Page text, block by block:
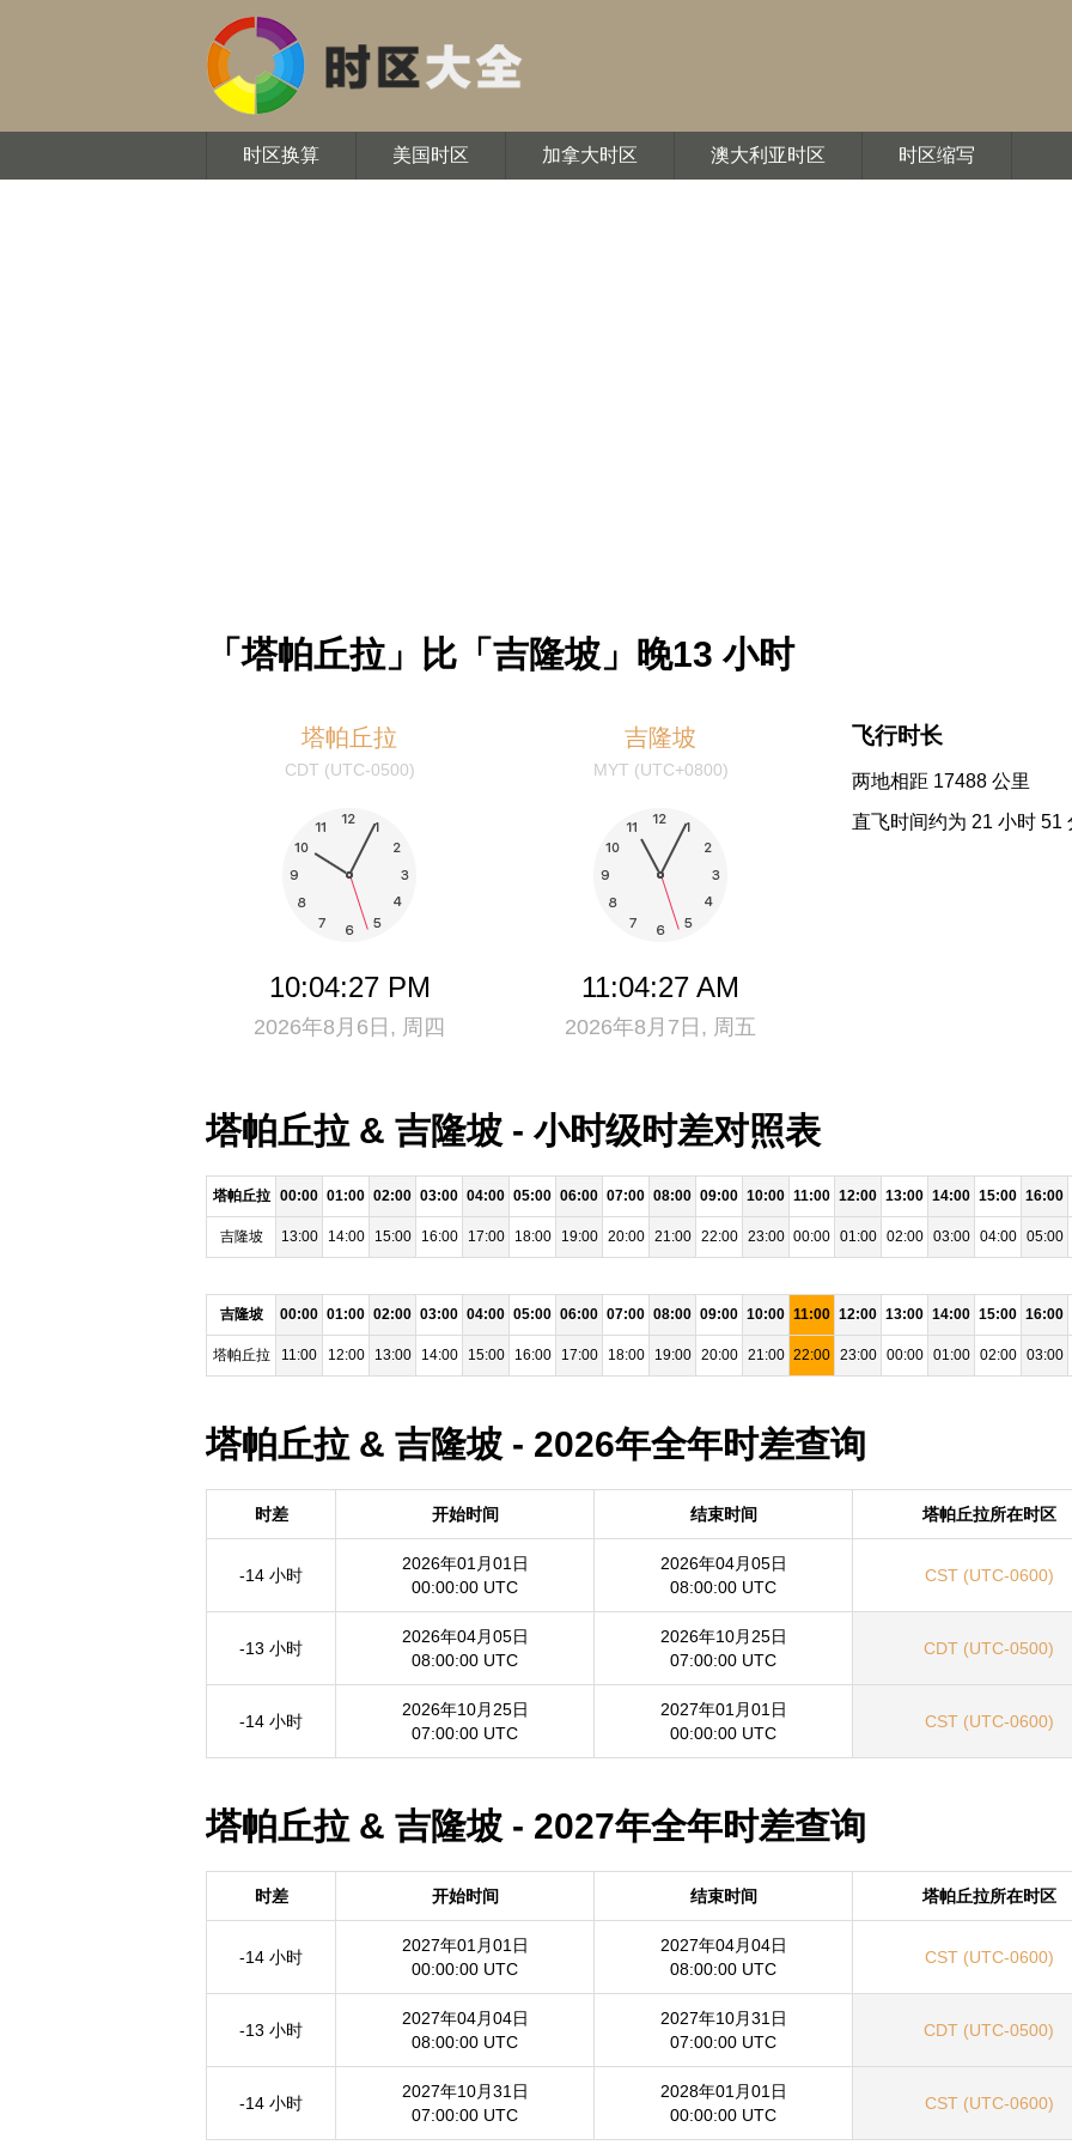
时区换算 美国时区 加拿大时区 澳大利亚时区 时区缩写
「塔帕丘拉」比「吉隆坡」晚13 小时
塔帕丘拉
CDT (UTC-0500)
10:04:27 PM
2026年8月6日, 周四
吉隆坡
MYT (UTC+0800)
11:04:27 AM
2026年8月7日, 周五
飞行时长
两地相距 17488 公里
直飞时间约为 21 小时 51
塔帕丘拉 & 吉隆坡 - 小时级时差对照表
塔帕丘拉 00:00 01:00 02:00 03:00 04:00 05:00 06:00 07:00 08:00 09:00 10:00 11:00 12:00 13:00 14:00 15:00 16:00
吉隆坡 13:00 14:00 15:00 16:00 17:00 18:00 19:00 20:00 21:00 22:00 23:00 00:00 01:00 02:00 03:00 04:00 05:00
吉隆坡 00:00 01:00 02:00 03:00 04:00 05:00 06:00 07:00 08:00 09:00 10:00 11:00 12:00 13:00 14:00 15:00 16:00
塔帕丘拉 11:00 12:00 13:00 14:00 15:00 16:00 17:00 18:00 19:00 20:00 21:00 22:00 23:00 00:00 01:00 02:00 03:00
塔帕丘拉 & 吉隆坡 - 2026年全年时差查询
时差 开始时间 结束时间 塔帕丘拉所在时区
-14 小时
2026年01月01日
00:00:00 UTC
2026年04月05日
08:00:00 UTC
CST (UTC-0600)
-13 小时
2026年04月05日
08:00:00 UTC
2026年10月25日
07:00:00 UTC
CDT (UTC-0500)
-14 小时
2026年10月25日
07:00:00 UTC
2027年01月01日
00:00:00 UTC
CST (UTC-0600)
塔帕丘拉 & 吉隆坡 - 2027年全年时差查询
时差 开始时间 结束时间 塔帕丘拉所在时区
-14 小时
2027年01月01日
00:00:00 UTC
2027年04月04日
08:00:00 UTC
CST (UTC-0600)
-13 小时
2027年04月04日
08:00:00 UTC
2027年10月31日
07:00:00 UTC
CDT (UTC-0500)
-14 小时
2027年10月31日
07:00:00 UTC
2028年01月01日
00:00:00 UTC
CST (UTC-0600)